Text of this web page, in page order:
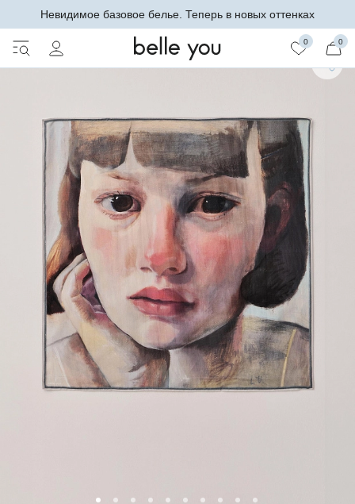
Невидимое базовое белье. Теперь в новых оттенках
0 0